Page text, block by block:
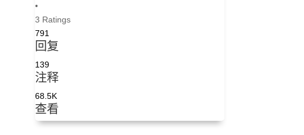
•
3 Ratings
791
回复
139
注释
68.5K
查看